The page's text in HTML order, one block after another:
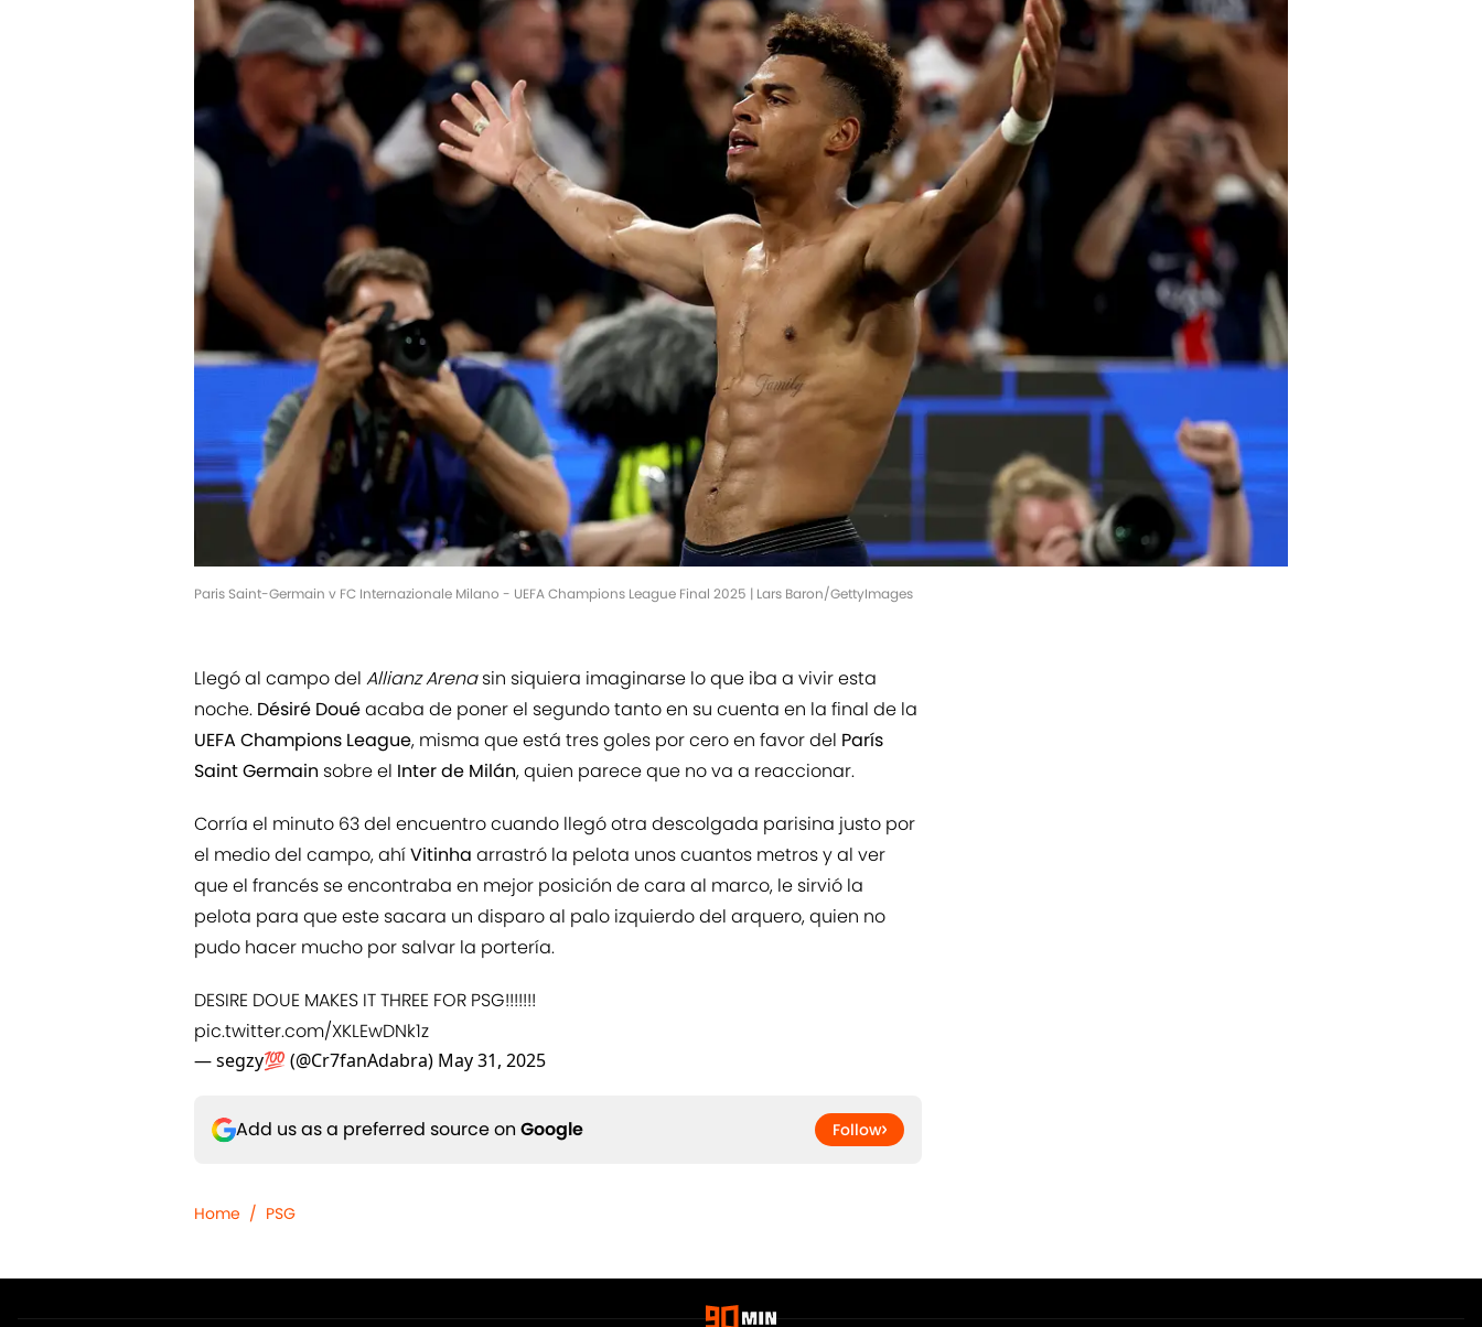
Paris Saint-Germain v FC Internazionale Milano - UEFA Champions League Final 2025 | Lars Baron/GettyImages
Llegó al campo del Allianz Arenasin siquiera imaginarse lo que iba a vivir esta
noche. Désiré Douéacaba de poner el segundo tanto en su cuenta en la final de la
UEFA Champions League, misma que está tres goles por cero en favor del París
Saint Germain sobre el Inter de Milán, quien parece que no va a reaccionar.
Corría el minuto 63 del encuentro cuando llegó otra descolgada parisina justo por
el medio del campo, ahíVitinha arrastró la pelota unos cuantos metros y al ver
que el francés se encontraba en mejor posición de cara al marco, le sirvió la
pelota para que este sacara un disparo al palo izquierdo del arquero, quien no
pudo hacer mucho por salvar la portería.
DESIRE DOUE MAKES IT THREE FOR PSG!!!!!!!
pic.twitter.com/XKLEwDNk1z
— segzy💯 (@Cr7fanAdabra) May 31, 2025
Add us as a preferred source on Google Follow
Home / PSG